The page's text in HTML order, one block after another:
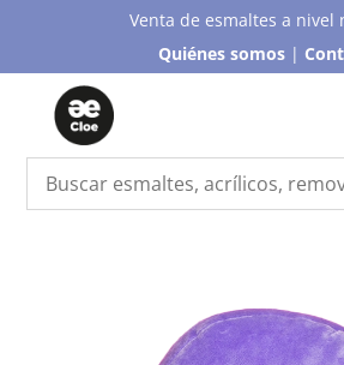
Venta de esmaltes a nivel
Quiénes somos|